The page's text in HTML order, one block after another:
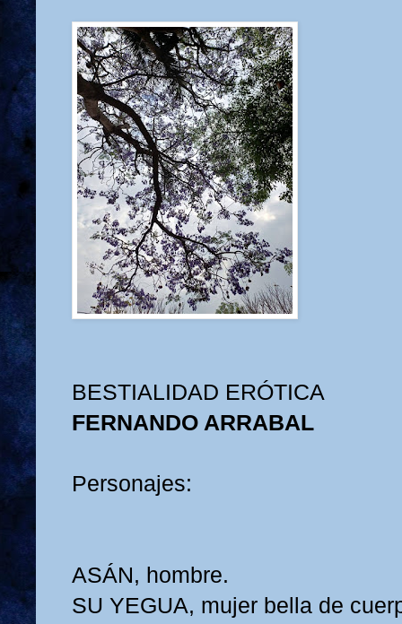
BESTIALIDAD ERÓTICA
FERNANDO ARRABAL
Personajes:
ASÁN, hombre.
SU YEGUA, mujer bella de